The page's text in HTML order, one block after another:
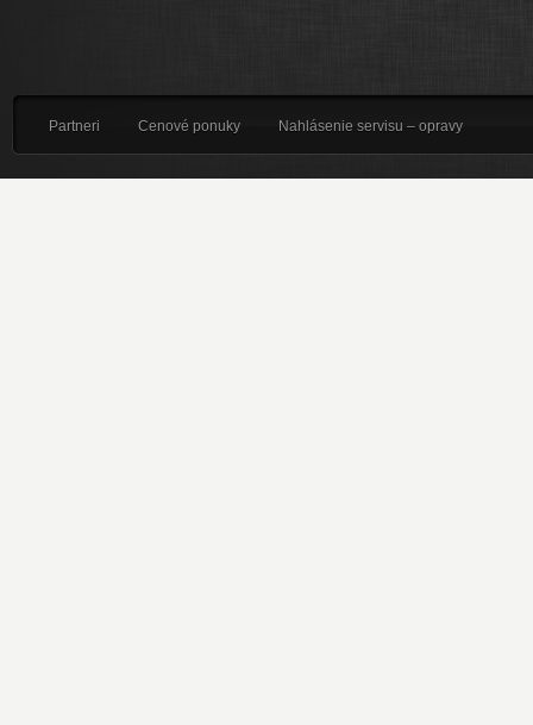
Partneri Cenové ponuky Nahlásenie servisu – opravy